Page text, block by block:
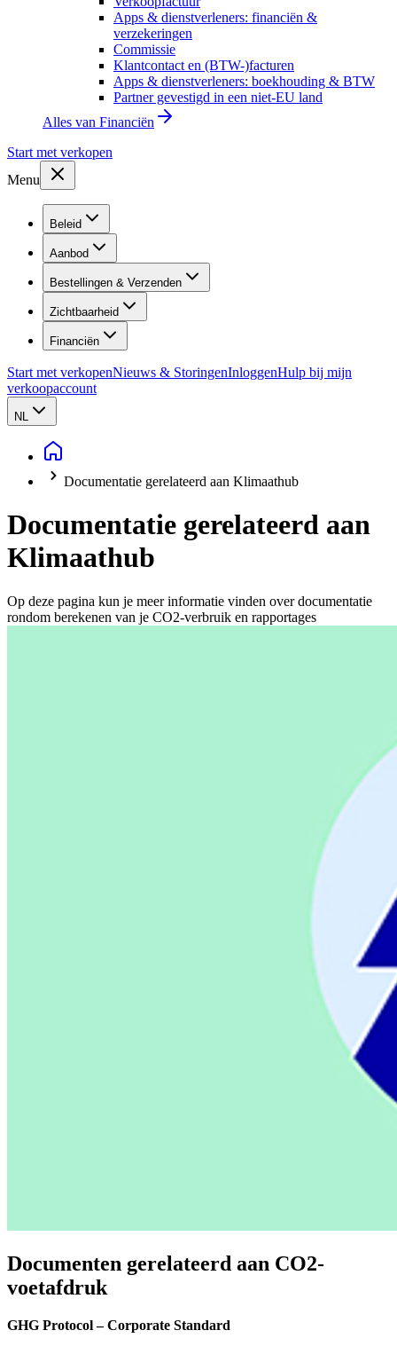
Apps & dienstverleners: financiën &
verzekeringen
Commissie
Klantcontact en (BTW-)facturen
Apps & dienstverleners: boekhouding & BTW
Partner gevestigd in een niet-EU land
Alles van Financiën
Start met verkopen
Menu
Beleid
Aanbod
Bestellingen & Verzenden
Zichtbaarheid
Financiën
Start met verkopenNieuws & StoringenInloggenHulp bij mijn
verkoopaccount
NL
Documentatie gerelateerd aan Klimaathub
Documentatie gerelateerd aan
Klimaathub
Op deze pagina kun je meer informatie vinden over documentatie
rondom berekenen van je CO2-verbruik en rapportages
Documenten gerelateerd aan CO2-
voetafdruk
GHG Protocol – Corporate Standard